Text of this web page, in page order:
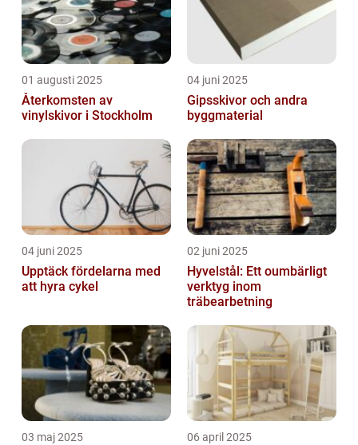
01 augusti 2025
Återkomsten av
vinylskivor i Stockholm
04 juni 2025
Gipsskivor och andra
byggmaterial
04 juni 2025
Upptäck fördelarna med
att hyra cykel
02 juni 2025
Hyvelstål: Ett oumbärligt
verktyg inom
träbearbetning
03 maj 2025 06 april 2025